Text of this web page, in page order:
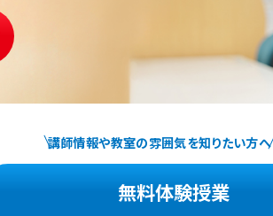
講師情報や教室の雰囲気を知りたい方へ
無料体験授業